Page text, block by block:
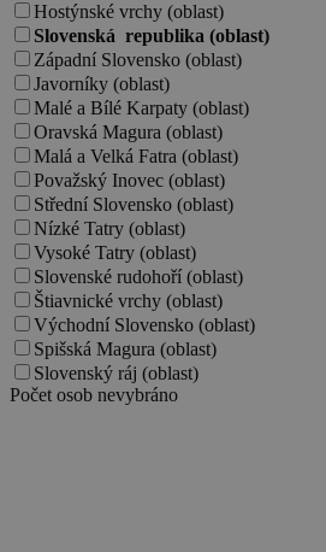
Hostýnské vrchy (oblast)
Slovenská republika (oblast)
Západní Slovensko (oblast)
Javorníky (oblast)
Malé a Bílé Karpaty (oblast)
Oravská Magura (oblast)
Malá a Velká Fatra (oblast)
Považský Inovec (oblast)
Střední Slovensko (oblast)
Nízké Tatry (oblast)
Vysoké Tatry (oblast)
Slovenské rudohoří (oblast)
Štiavnické vrchy (oblast)
Východní Slovensko (oblast)
Spišská Magura (oblast)
Slovenský ráj (oblast)
Počet osob nevybráno